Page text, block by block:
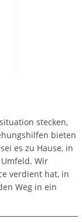
stecken,
bieten
es zu Hause, in
Wir
verdient hat, in
Weg in ein